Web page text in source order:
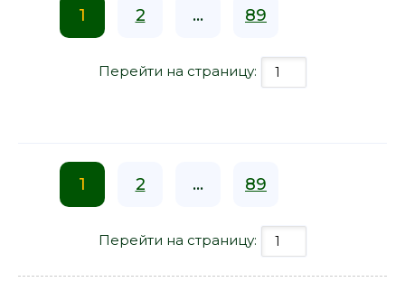
1 2 ... 89
Перейти на страницу:
1 2 ... 89
Перейти на страницу: